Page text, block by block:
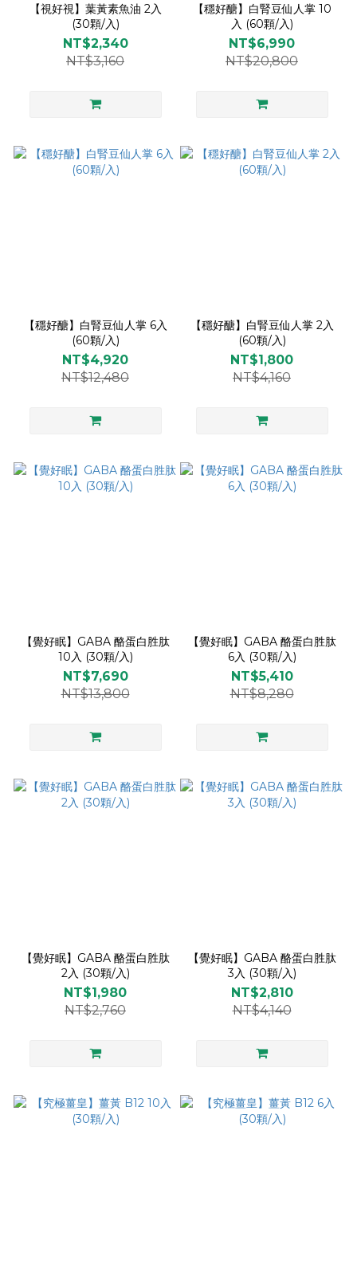
【視好視】葉黃素魚油 2入
(30顆/入)
NT$2,340
NT$3,160
【穩好醣】白腎豆仙人掌 10
入 (60顆/入)
NT$6,990
NT$20,800
【穩好醣】白腎豆仙人掌 6入
(60顆/入)
NT$4,920
NT$12,480
【穩好醣】白腎豆仙人掌 2入
(60顆/入)
NT$1,800
NT$4,160
【覺好眠】GABA 酪蛋白胜肽
10入 (30顆/入)
NT$7,690
NT$13,800
【覺好眠】GABA 酪蛋白胜肽
6入 (30顆/入)
NT$5,410
NT$8,280
【覺好眠】GABA 酪蛋白胜肽
2入 (30顆/入)
NT$1,980
NT$2,760
【覺好眠】GABA 酪蛋白胜肽
3入 (30顆/入)
NT$2,810
NT$4,140